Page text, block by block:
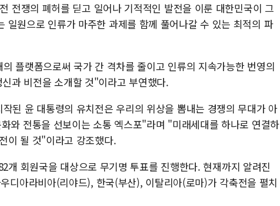
전쟁의 폐허를 딛고 일어나 기적적인 발전을 이룬 대한민국이 그
일원으로 인류가 마주한 과제를 함께 풀어나갈 수 있는 최적의 파
플랫폼으로써 국가 간 격차를 줄이고 인류의 지속가능한 번영의
과 비전을 소개할 것"이라고 부연했다.
된 윤 대통령의 유치전은 우리의 위상을 뽐내는 경쟁의 무대가 아
와 전통을 선보이는 소통 엑스포"라며 "미래세대를 하나로 연결하
이 될 것"이라고 강조했다.
개 회원국을 대상으로 무기명 투표를 진행한다. 현재까지 알려진
디아라비아(리야드), 한국(부산), 이탈리아(로마)가 각축전을 펼치